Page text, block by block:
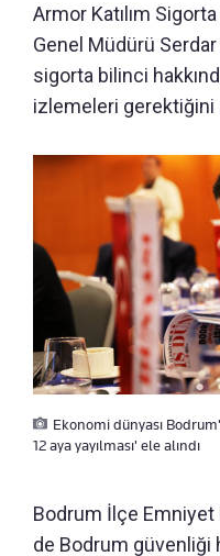
Armor Katılım
Genel Müdürü
sigorta bilinci
izlemeleri gerektiğini
Ekonomi dünyası
12 aya yayılması' ele alındı
Bodrum İlçe
de Bodrum güvenliği